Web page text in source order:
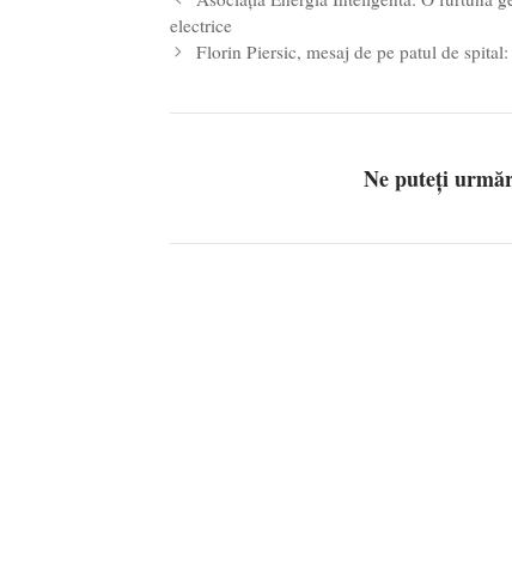
electrice
Florin Piersic, mesaj de pe patul de
Ne puteți